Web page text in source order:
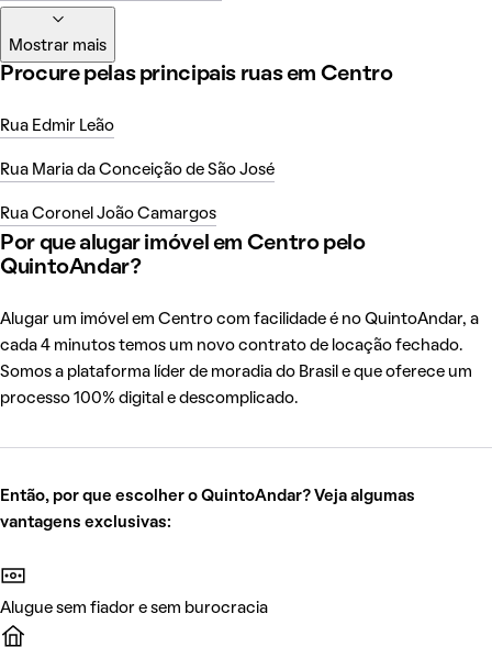
Mostrar mais
Procure pelas principais ruas em Centro
Rua Edmir Leão
Rua Maria da Conceição de São José
Rua Coronel João Camargos
Por que alugar imóvel em Centro pelo
QuintoAndar?
Alugar um imóvel em Centro com facilidade é no QuintoAndar, a
cada 4 minutos temos um novo contrato de locação fechado.
Somos a plataforma líder de moradia do Brasil e que oferece um
processo 100% digital e descomplicado.
Então, por que escolher o QuintoAndar? Veja algumas
vantagens exclusivas:
Alugue sem fiador e sem burocracia